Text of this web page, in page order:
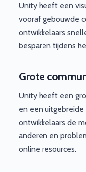
Unity heeft een
vooraf gebouwde
ontwikkelaars
besparen tijdens
Grote
Unity heeft een
en een
ontwikkelaars de
anderen en
online resources.